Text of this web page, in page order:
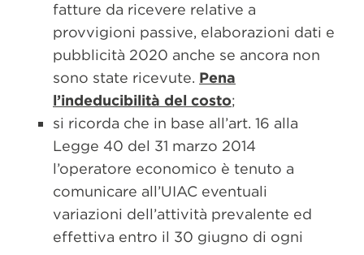
fatture da ricevere relative a
provvigioni passive, elaborazioni dati e
pubblicità 2020 anche se ancora non
sono state ricevute. Pena
l’indeducibilità del costo;
si ricorda che in base all’art. 16 alla
Legge 40 del 31 marzo 2014
l’operatore economico è tenuto a
comunicare all’UIAC eventuali
variazioni dell’attività prevalente ed
effettiva entro il 30 giugno di ogni